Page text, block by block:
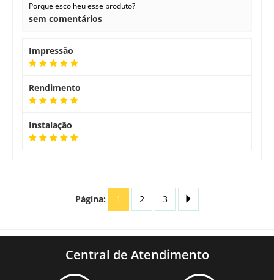
Porque escolheu esse produto?
sem comentários
Impressão
Rendimento
Instalação
Página: 1 2 3
Central de Atendimento